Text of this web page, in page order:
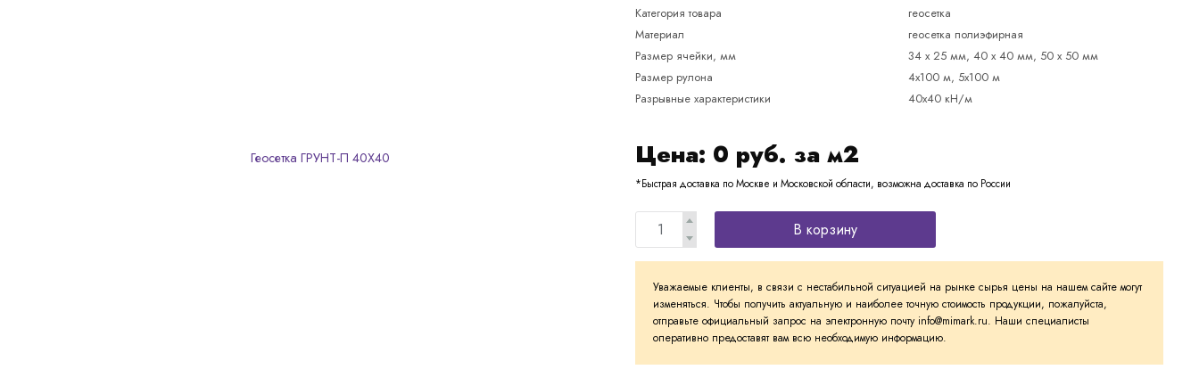
Категория товара
геосетка
Материал
геосетка полиэфирная
Размер ячейки, мм
34 х 25 мм, 40 х 40 мм, 50 х 50 мм
Размер рулона
4х100 м, 5х100 м
Разрывные характеристики
40х40 кН/м
Цена: 0 руб. за м2
*Быстрая доставка по Москве и Московской области, возможна доставка по России
В корзину
Уважаемые клиенты, в связи с нестабильной ситуацией на рынке сырья цены на нашем сайте могут
изменяться. Чтобы получить актуальную и наиболее точную стоимость продукции, пожалуйста,
отправьте официальный запрос на электронную почту info@mimark.ru. Наши специалисты
оперативно предоставят вам всю необходимую информацию.